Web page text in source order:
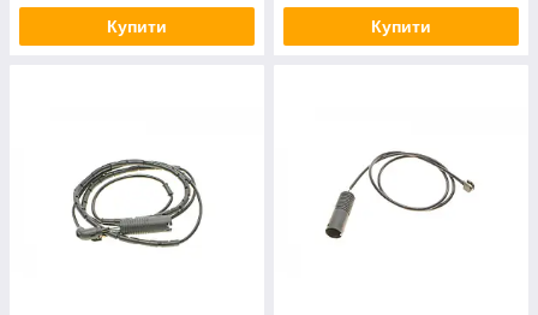
Купити Купити